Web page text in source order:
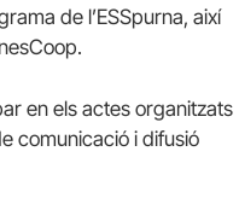
de l’ESSpurna, així
en els actes organitzats
comunicació i difusió